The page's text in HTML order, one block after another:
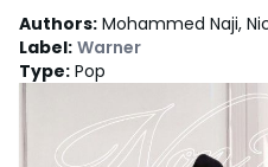
Authors: Mohammed Naji,
Label: Warner
Type: Pop